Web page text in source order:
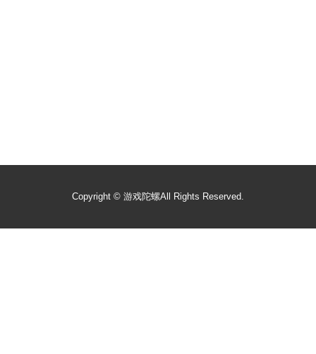
Copyright © 游戏陀螺All Rights Reserved.